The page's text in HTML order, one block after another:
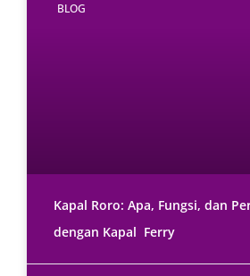
BLOG
Kapal Roro: Apa, Fungsi, dan
dengan Kapal Ferry